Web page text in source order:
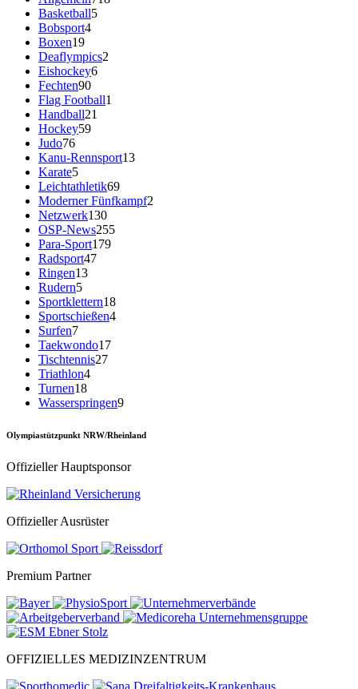
Basketball5
Bobsport4
Boxen19
Deaflympics2
Eishockey6
Fechten90
Flag Football1
Handball21
Hockey59
Judo76
Kanu-Rennsport13
Karate5
Leichtathletik69
Moderner Fünfkampf2
Netzwerk130
OSP-News255
Para-Sport179
Radsport47
Ringen13
Rudern5
Sportklettern18
Sportschießen4
Surfen7
Taekwondo17
Tischtennis27
Triathlon4
Turnen18
Wasserspringen9
Olympiastützpunkt NRW/Rheinland
Offizieller Hauptsponsor
Offizieller Ausrüster
Premium Partner
OFFIZIELLES MEDIZINZENTRUM